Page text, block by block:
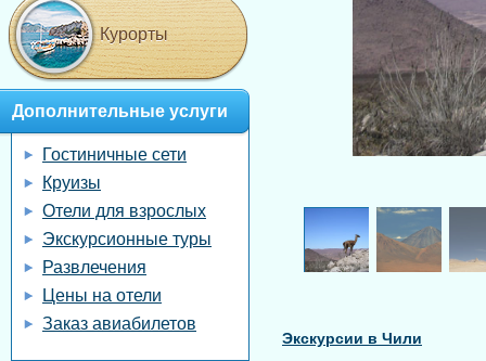
Экскурсии в Чили
Курорты
Дополнительные услуги
Гостиничные сети
Круизы
Отели для взрослых
Экскурсионные туры
Развлечения
Цены на отели
Заказ авиабилетов